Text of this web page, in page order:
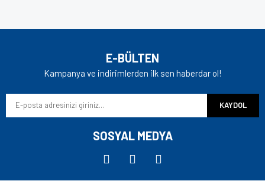
Ürün resmi kalitesiz, bozuk veya görüntülenemiyor.
Ürün açıklamasında eksik bilgiler bulunuyor.
Ürün fiyatı diğer sitelerden daha pahalı.
E-BÜLTEN
Kampanya ve indirimlerden ilk sen haberdar ol!
KAYDOL
SOSYAL MEDYA